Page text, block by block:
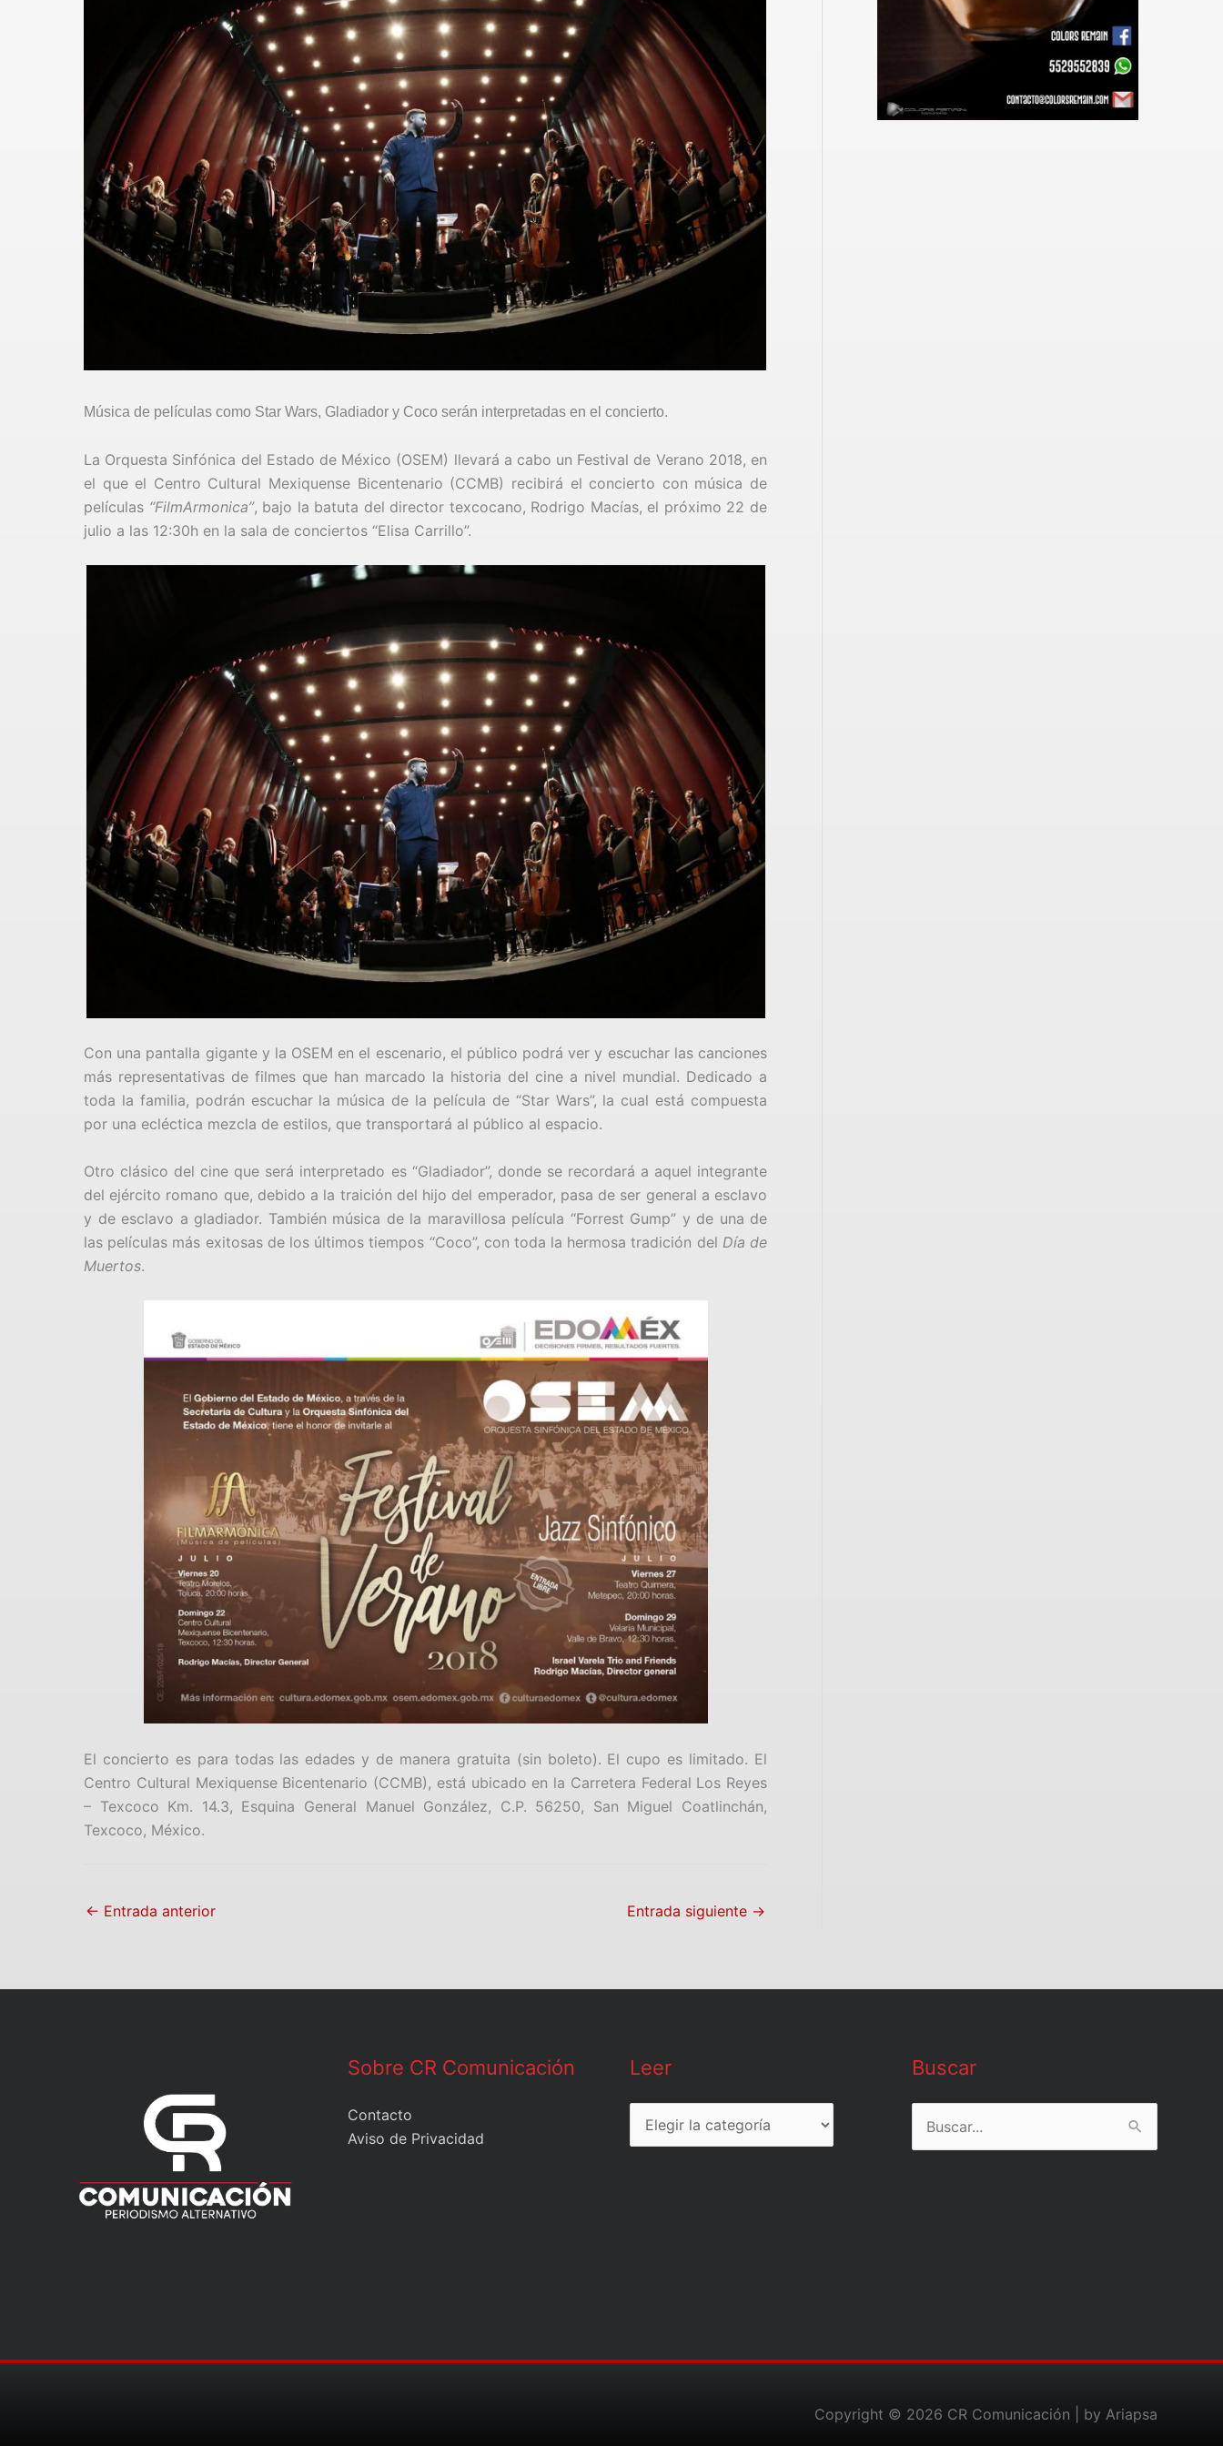
Música de películas como Star Wars, Gladiador y Coco serán interpretadas en el concierto.
La Orquesta Sinfónica del Estado de México (OSEM) llevará a cabo un Festival de Verano 2018, en
el que el Centro Cultural Mexiquense Bicentenario (CCMB) recibirá el concierto con música de
películas “FilmArmonica”, bajo la batuta del director texcocano, Rodrigo Macías, el próximo 22 de
julio a las 12:30h en la sala de conciertos “Elisa Carrillo”.
Con una pantalla gigante y la OSEM en el escenario, el público podrá ver y escuchar las canciones
más representativas de filmes que han marcado la historia del cine a nivel mundial. Dedicado a
toda la familia, podrán escuchar la música de la película de “Star Wars”, la cual está compuesta
por una ecléctica mezcla de estilos, que transportará al público al espacio.
Otro clásico del cine que será interpretado es “Gladiador”, donde se recordará a aquel integrante
del ejército romano que, debido a la traición del hijo del emperador, pasa de ser general a esclavo
y de esclavo a gladiador. También música de la maravillosa película “Forrest Gump” y de una de
las películas más exitosas de los últimos tiempos “Coco”, con toda la hermosa tradición del Día de
Muertos.
El concierto es para todas las edades y de manera gratuita (sin boleto). El cupo es limitado. El
Centro Cultural Mexiquense Bicentenario (CCMB), está ubicado en la Carretera Federal Los Reyes
– Texcoco Km. 14.3, Esquina General Manuel González, C.P. 56250, San Miguel Coatlinchán,
Texcoco, México.
← Entrada anterior Entrada siguiente →
Sobre CR Comunicación
Contacto
Aviso de Privacidad
Leer
Leer Buscar
Buscar
por:
Copyright © 2026 CR Comunicación | by Ariapsa